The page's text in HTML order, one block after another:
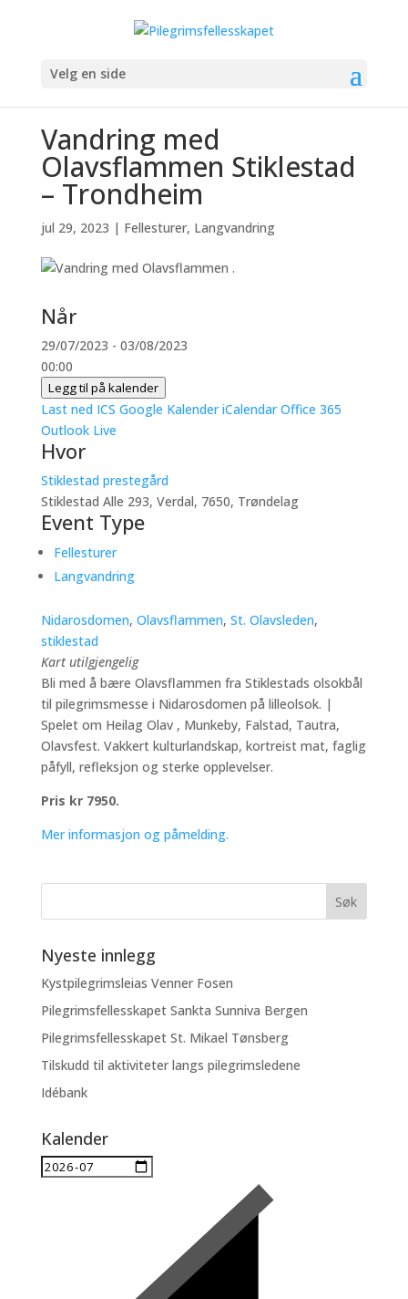
Velg en side
Vandring med
Olavsflammen Stiklestad
– Trondheim
jul 29, 2023 | Fellesturer, Langvandring
Når
29/07/2023 - 03/08/2023
00:00
Legg til på kalender
Last ned ICS Google Kalender iCalendar Office 365
Outlook Live
Hvor
Stiklestad prestegård
Stiklestad Alle 293, Verdal, 7650, Trøndelag
Event Type
Fellesturer
Langvandring
Nidarosdomen, Olavsflammen, St. Olavsleden,
stiklestad
Kart utilgjengelig
Bli med å bære Olavsflammen fra Stiklestads olsokbål
til pilegrimsmesse i Nidarosdomen på lilleolsok. |
Spelet om Heilag Olav , Munkeby, Falstad, Tautra,
Olavsfest. Vakkert kulturlandskap, kortreist mat, faglig
påfyll, refleksjon og sterke opplevelser.
Pris kr 7950.
Mer informasjon og påmelding.
Nyeste innlegg
Kystpilegrimsleias Venner Fosen
Pilegrimsfellesskapet Sankta Sunniva Bergen
Pilegrimsfellesskapet St. Mikael Tønsberg
Tilskudd til aktiviteter langs pilegrimsledene
Idébank
Kalender